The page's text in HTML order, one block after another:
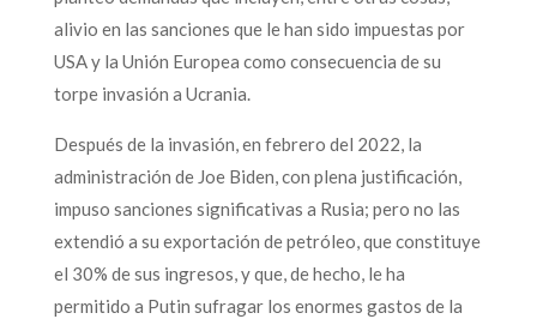
alivio en las sanciones que le han sido impuestas por
USA y la Unión Europea como consecuencia de su
torpe invasión a Ucrania.
Después de la invasión, en febrero del 2022, la
administración de Joe Biden, con plena justificación,
impuso sanciones significativas a Rusia; pero no las
extendió a su exportación de petróleo, que constituye
el 30% de sus ingresos, y que, de hecho, le ha
permitido a Putin sufragar los enormes gastos de la